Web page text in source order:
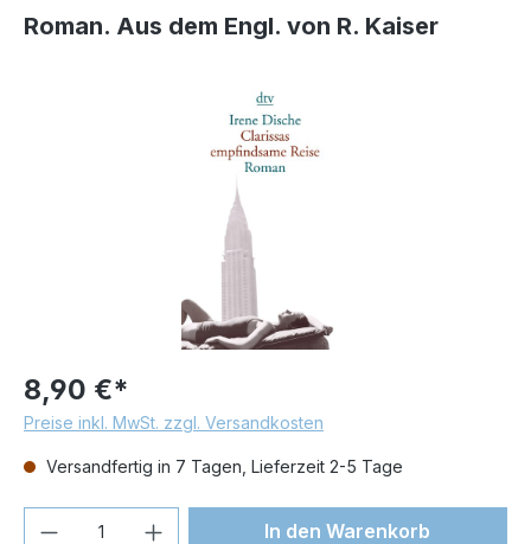
Roman. Aus dem Engl. von R. Kaiser
8,90 €*
Preise inkl. MwSt. zzgl. Versandkosten
Versandfertig in 7 Tagen, Lieferzeit 2-5 Tage
Produkt Anzahl: Gib denIn den Warenkorb